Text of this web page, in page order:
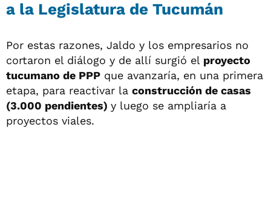
a la Legislatura de Tucumán
Por estas razones, Jaldo y los empresarios no
cortaron el diálogo y de allí surgió el proyecto
tucumano de PPP que avanzaría, en una primera
etapa, para reactivar la construcción de casas
(3.000 pendientes) y luego se ampliaría a
proyectos viales.